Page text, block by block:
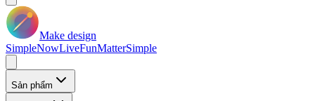
Make design
SimpleNowLiveFunMatterSimple
Sản phẩm